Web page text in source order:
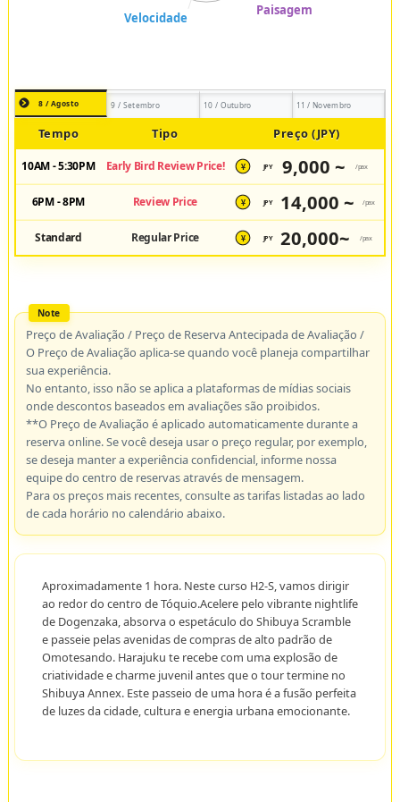
8 / Agosto 9 / Setembro 10 / Outubro 11 / Novembro
Tempo Tipo Preço (JPY)
10AM - 5:30PM Early Bird Review Price! ¥ JPY 9,000 ~ /pax
6PM - 8PM Review Price ¥ JPY 14,000 ~ /pax
Standard Regular Price ¥ JPY 20,000~ /pax
Preço de Avaliação / Preço de Reserva Antecipada de Avaliação /
O Preço de Avaliação aplica-se quando você planeja compartilhar
sua experiência.
No entanto, isso não se aplica a plataformas de mídias sociais
onde descontos baseados em avaliações são proibidos.
**O Preço de Avaliação é aplicado automaticamente durante a
reserva online. Se você deseja usar o preço regular, por exemplo,
se deseja manter a experiência confidencial, informe nossa
equipe do centro de reservas através de mensagem.
Para os preços mais recentes, consulte as tarifas listadas ao lado
de cada horário no calendário abaixo.
Aproximadamente 1 hora. Neste curso H2-S, vamos dirigir
ao redor do centro de Tóquio.Acelere pelo vibrante nightlife
de Dogenzaka, absorva o espetáculo do Shibuya Scramble
e passeie pelas avenidas de compras de alto padrão de
Omotesando. Harajuku te recebe com uma explosão de
criatividade e charme juvenil antes que o tour termine no
Shibuya Annex. Este passeio de uma hora é a fusão perfeita
de luzes da cidade, cultura e energia urbana emocionante.